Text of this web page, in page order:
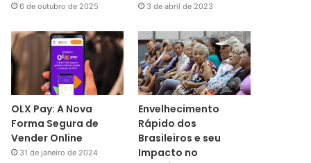
6 de outubro de 2025 3 de abril de 2023
OLX Pay: A Nova
Forma Segura de
Vender Online
31 de janeiro de 2024
Envelhecimento
Rápido dos
Brasileiros e seu
Impacto no